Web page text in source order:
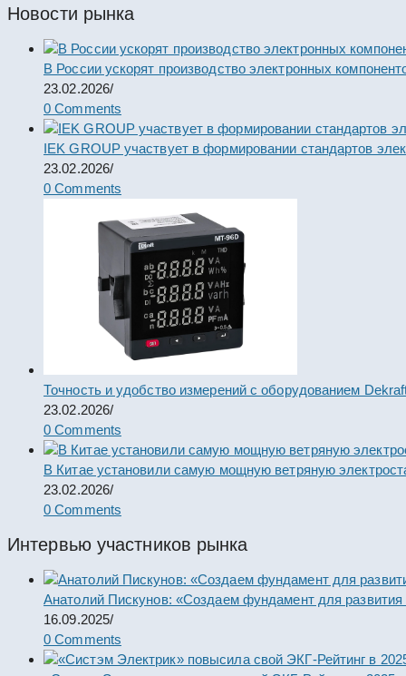
Новости рынка
В России ускорят производство электронных
23.02.2026/
0 Comments
IEK GROUP участвует в формировании стандартов
23.02.2026/
0 Comments
Точность и удобство измерений с оборудованием
23.02.2026/
0 Comments
В Китае установили самую мощную ветряную
23.02.2026/
0 Comments
Интервью участников рынка
Анатолий Пискунов: «Создаем фундамент для развития
16.09.2025/
0 Comments